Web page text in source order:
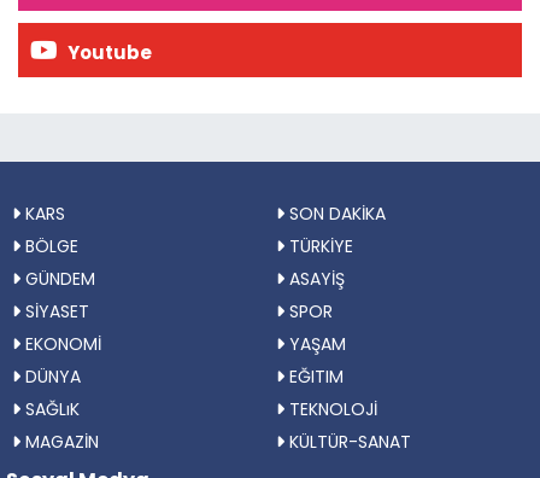
Youtube
KARS
SON DAKİKA
BÖLGE
TÜRKİYE
GÜNDEM
ASAYİŞ
SİYASET
SPOR
EKONOMİ
YAŞAM
DÜNYA
EĞITIM
SAĞLıK
TEKNOLOJİ
MAGAZİN
KÜLTÜR-SANAT